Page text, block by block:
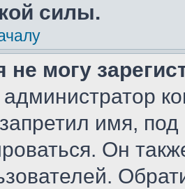
силы.
не могу
имя,
Он